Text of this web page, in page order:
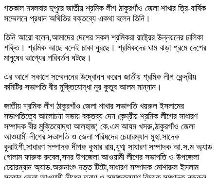
গতকাল মঙ্গলবার দুপুরে জাতীয় শ্রমিক লীগ ঠাকুরগাঁও জেলা শাখার ত্রি-বার্ষিক
সম্মেলনে প্রধান অথিতির বক্তব্যে একথা বলেন তিনি।
তিনি আরো বলেন,আমাদের দেশের সকল শ্রমিকরা রাষ্ট্রের উন্নয়নের চালিকা
শক্তি। শ্রমিক আছে বলেই চাকা ঘুরছে। শ্রমিকদের ঘাম ঝড়া শ্রমে দেশের
মানুষের ভাগ্যের পরিবর্তন ঘটছে।
এর আগে সকালে সম্মেলনের উদ্বোধন করেন জাতীয় শ্রমিক লীগ কেন্দ্রীয়
কমিটির সভাপতি বীর মুক্তিযোদ্ধা নুর কুতুব আলম মান্নান।
জাতীয় শ্রমিক লীগ ঠাকুরগাঁও জেলা শাখার সভাপতি খয়রুল ইসলামের
সভাপতিত্বে আলোচনা সভায় বক্তব্য দেন কেন্দ্রীয় শ্রমিক লীগের সাধারণ
সম্পাদক বীর মুক্তিযোদ্ধা আলহাজ¦ কে.এম আযম খসরু,ঠাকুরগাঁও জেলা
আওয়ামী লীগের সভাপতি ও জেলা পরিষদের চেয়ারম্যান মুহা.সাদেক
কুরাইশী,সাধারণ সম্পাদক দীপক কুমার রায়,যুগ্ম সাধারণ সম্পাদক আ.স.ম অ্যাড
গোলাম ফারুক রুবেল,সদর উপজেলা আওয়ামী লীগের সভাপতি ও উপজেলা
চেয়ারম্যান অ্যাড.অরুনাংশু দত্ত টিটো,সাধারণ সম্পাদক মোশারুল ইসলাম